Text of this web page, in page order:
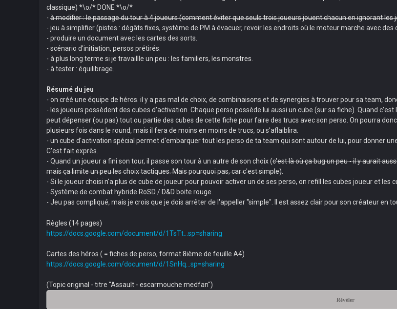
classique)*\o/* DONE *\o/*
- à modifier : le passage du tour à 4 joueurs (comment éviter que seuls trois joueurs jouent chacun en ignorant les
- jeu à simplifier (pistes : dégâts fixes, système de PM à évacuer, revoir les endroits où le moteur marche avec des
- produire un document avec les cartes des sorts.
- scénario d'initiation, persos prétirés.
- à plus long terme si je travaillle un peu : les familiers, les monstres.
- à tester : équilibrage.
Résumé du jeu
- on créé une équipe de héros. il y a pas mal de choix, de combinaisons et de synergies à trouver pour sa team,
- les joueurs possèdent des cubes d'activation. Chaque perso possède lui aussi un cube (sur sa fiche). Quand
peut dépenser (ou pas) tout ou partie des cubes de cette fiche pour faire des trucs avec son perso. On pourra
plusieurs fois dans le round, mais il fera de moins en moins de trucs, ou s'aflaiblira.
- un cube d'activation spécial permet d'embarquer tout les perso de ta team qui sont autour de lui, pour donner
C'est fait exprès.
- Quand un joueur a fini son tour, il passe son tour à un autre de son choix (c'est là où ça bug un peu - il y aurait
mais ça limite un peu les choix tactiques. Mais pourquoi pas, car c'est simple)
- Si le joueur choisi n'a plus de cube de joueur pour pouvoir activer un de ses perso, on refill les cubes joueur et
- Système de combat hybride RoSD / D&D boite rouge.
- Jeu pas compliqué, mais je crois que je dois arrêter de l'appeller "simple". Il est assez clair pour son créateur en
Règles (14 pages)
https://docs.google.com/document/d/1TsTt...sp=sharing
Cartes des héros ( = fiches de perso, format 8ième de feuille A4)
https://docs.google.com/document/d/1SnHq...sp=sharing
(Topic original - titre "Assault - escarmouche medfan")
Révéler